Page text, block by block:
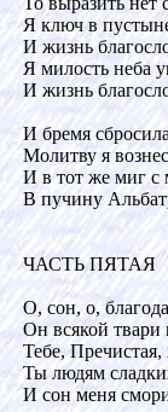
Я ключ в
И жизнь
Я милость неба
И жизнь
И бремя
Молитву я
И в тот же миг с
В пучину
ЧАСТЬ ПЯТАЯ
О, сон, о,
Он всякой твари
Тебе, Пречистая,
Ты людям
И сон меня